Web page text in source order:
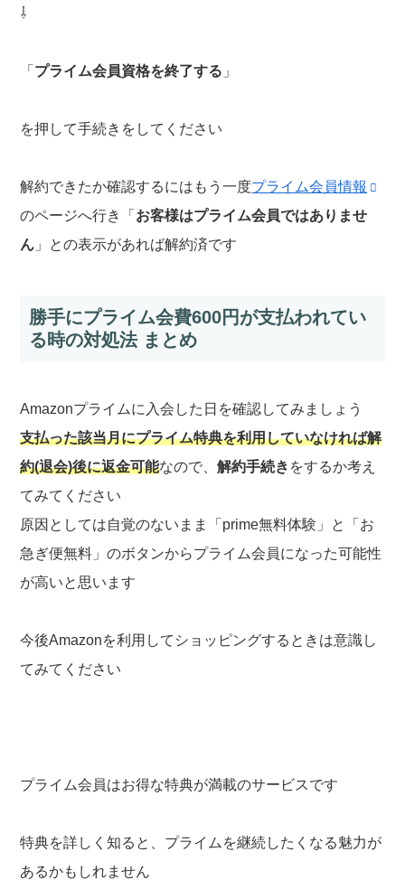
⇩
「 プライム会員資格を終了する 」
を押して手続きをしてください
解約できたか確認するにはもう一度プライム会員情報
のページへ行き「 お客様はプライム会員ではありませ
ん 」との表示があれば解約済です
勝手にプライム会費600円が支払われてい
る時の対処法 まとめ
Amazonプライムに入会した日を確認してみましょう
支払った該当月にプライム特典を利用していなければ解
約(退会)後に返金可能なので、解約手続き をするか考え
てみてください
原因としては自覚のないまま「prime無料体験」と「お
急ぎ便無料」のボタンからプライム会員になった可能性
が高いと思います
今後Amazonを利用してショッピングするときは意識し
てみてください
プライム会員はお得な特典が満載のサービスです
特典を詳しく知ると、プライムを継続したくなる魅力が
あるかもしれません